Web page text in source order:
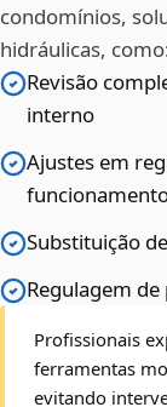
condomínios,
hidráulicas,
Revisão
interno
Ajustes em
Substituição
Regulagem
Profissionais
ferramentas
evitando